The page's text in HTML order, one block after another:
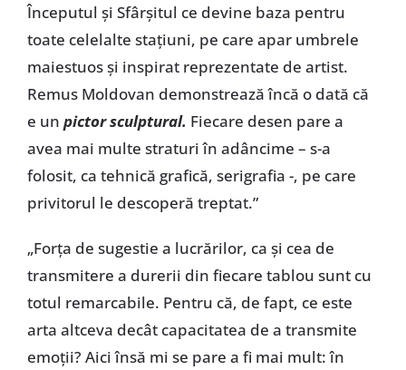
Începutul și Sfârșitul ce devine baza pentru
toate celelalte stațiuni, pe care apar umbrele
maiestuos și inspirat reprezentate de artist.
Remus Moldovan demonstrează încă o dată că
e un pictor sculptural. Fiecare desen pare a
avea mai multe straturi în adâncime – s-a
folosit, ca tehnică grafică, serigrafia -, pe care
privitorul le descoperă treptat.”
„Forța de sugestie a lucrărilor, ca și cea de
transmitere a durerii din fiecare tablou sunt cu
totul remarcabile. Pentru că, de fapt, ce este
arta altceva decât capacitatea de a transmite
emoții? Aici însă mi se pare a fi mai mult: în